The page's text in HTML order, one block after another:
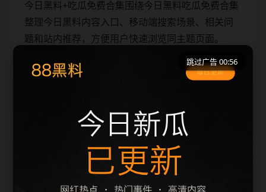
今日黑料+吃瓜免费合集围绕今日黑料吃瓜免费合集
整理今日黑料内容入口、移动端搜索场景、相关问
题和站内推荐，方便用户快速浏览同主题页面。
今日黑料吃瓜免费合集相关页面通常需要先判断标
题、摘要和栏目是否一致。本页围绕今日黑料整理
阅读入口，减少用户在手机端反复返回搜索结果的
跳过广告 00:56